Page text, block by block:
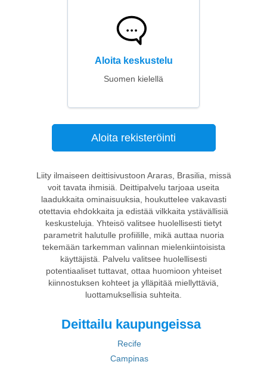
Aloita keskustelu
Suomen kielellä
Aloita rekisteröinti
Liity ilmaiseen deittisivustoon Araras, Brasilia, missä
voit tavata ihmisiä. Deittipalvelu tarjoaa useita
laadukkaita ominaisuuksia, houkuttelee vakavasti
otettavia ehdokkaita ja edistää vilkkaita ystävällisiä
keskusteluja. Yhteisö valitsee huolellisesti tietyt
parametrit halutulle profiilille, mikä auttaa nuoria
tekemään tarkemman valinnan mielenkiintoisista
käyttäjistä. Palvelu valitsee huolellisesti
potentiaaliset tuttavat, ottaa huomioon yhteiset
kiinnostuksen kohteet ja ylläpitää miellyttäviä,
luottamuksellisia suhteita.
Deittailu kaupungeissa
Recife
Campinas